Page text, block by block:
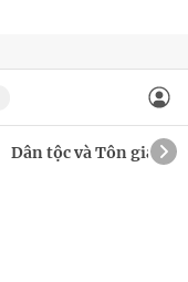
Dân tộc và Tôn giáo